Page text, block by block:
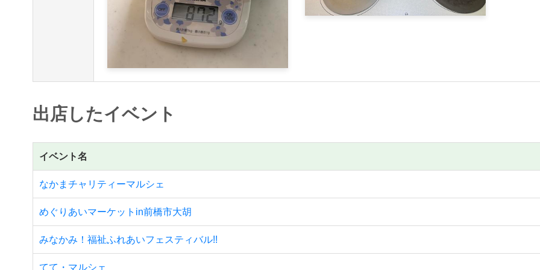
出店したイベント
イベント名
なかまチャリティーマルシェ
めぐりあいマーケットin前橋市大胡
みなかみ！福祉ふれあいフェスティバル!!
てて・マルシェ